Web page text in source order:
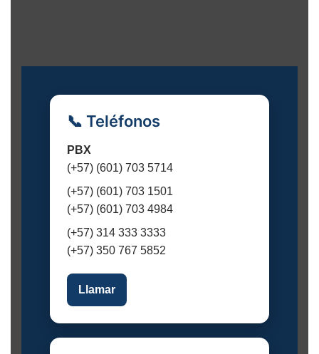
o
📞 Teléfonos
PBX
(+57) (601) 703 5714
(+57) (601) 703 1501
(+57) (601) 703 4984
(+57) 314 333 3333
(+57) 350 767 5852
Llamar